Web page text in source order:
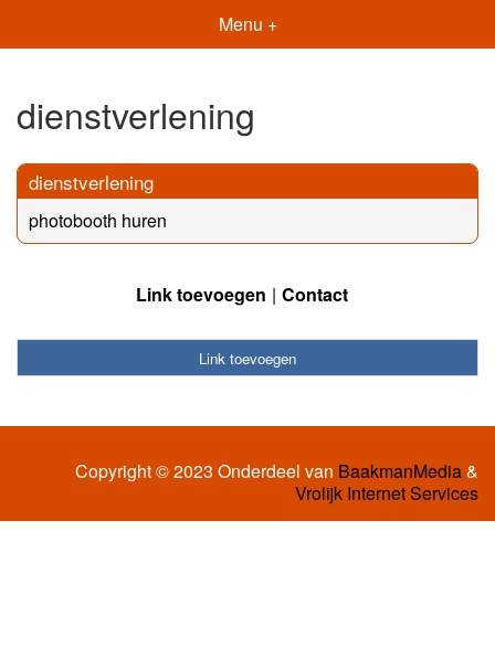
Menu +
dienstverlening
dienstverlening
photobooth huren
Link toevoegen Contact
Link toevoegen
Copyright © 2023 Onderdeel van BaakmanMedia&
Vrolijk Internet Services